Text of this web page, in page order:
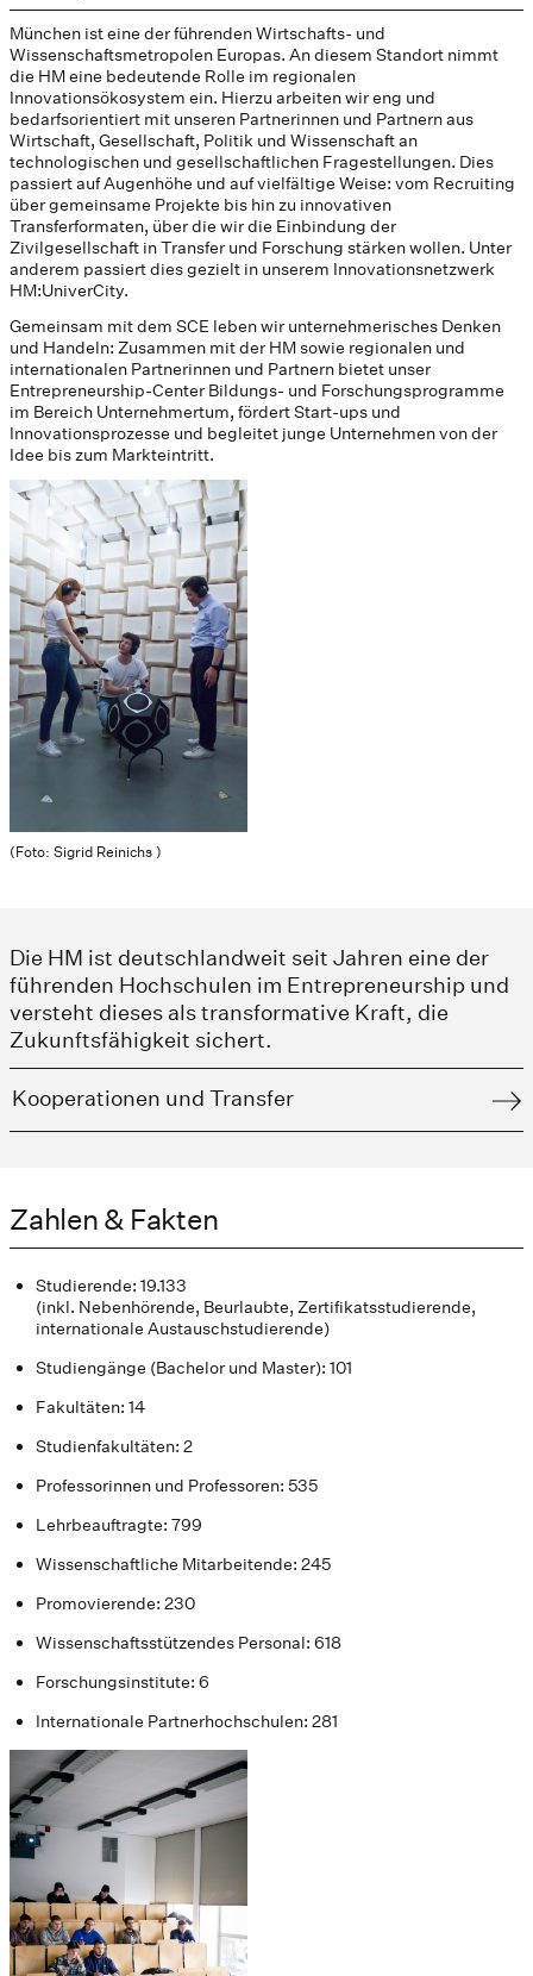
(Foto: Sigrid Reinichs )
München ist eine der führenden Wirtschafts- und
Wissenschaftsmetropolen Europas. An diesem Standort nimmt
die HM eine bedeutende Rolle im regionalen
Innovationsökosystem ein. Hierzu arbeiten wir eng und
bedarfsorientiert mit unseren Partnerinnen und Partnern aus
Wirtschaft, Gesellschaft, Politik und Wissenschaft an
technologischen und gesellschaftlichen Fragestellungen. Dies
passiert auf Augenhöhe und auf vielfältige Weise: vom Recruiting
über gemeinsame Projekte bis hin zu innovativen
Transferformaten, über die wir die Einbindung der
Zivilgesellschaft in Transfer und Forschung stärken wollen. Unter
anderem passiert dies gezielt in unserem Innovationsnetzwerk
HM:UniverCity.
Gemeinsam mit dem SCE leben wir unternehmerisches Denken
und Handeln: Zusammen mit der HM sowie regionalen und
internationalen Partnerinnen und Partnern bietet unser
Entrepreneurship-Center Bildungs- und Forschungsprogramme
im Bereich Unternehmertum, fördert Start-ups und
Innovationsprozesse und begleitet junge Unternehmen von der
Idee bis zum Markteintritt.
Die HM ist deutschlandweit seit Jahren eine der
führenden Hochschulen im Entrepreneurship und
versteht dieses als transformative Kraft, die
Zukunftsfähigkeit sichert.
Kooperationen und Transfer
Zahlen & Fakten
Studierende: 19.133
(inkl. Nebenhörende, Beurlaubte, Zertifikatsstudierende,
internationale Austauschstudierende)
Studiengänge (Bachelor und Master): 101
Fakultäten: 14
Studienfakultäten: 2
Professorinnen und Professoren: 535
Lehrbeauftragte: 799
Wissenschaftliche Mitarbeitende: 245
Promovierende: 230
Wissenschaftsstützendes Personal: 618
Forschungsinstitute: 6
Internationale Partnerhochschulen: 281